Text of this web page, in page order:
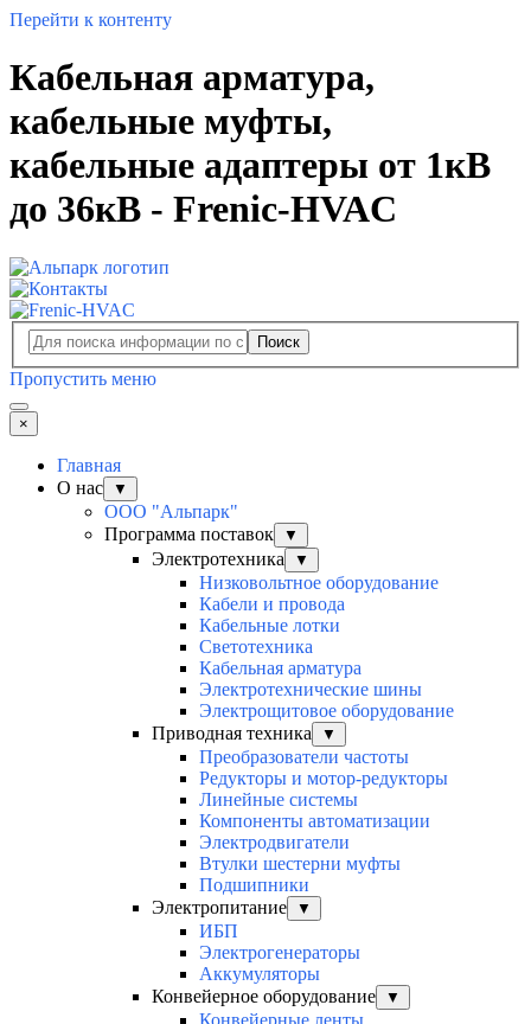
Перейти к контенту
Кабельная арматура,
кабельные муфты,
кабельные адаптеры от 1кВ
до 36кВ - Frenic-HVAC
Поиск
Пропустить меню
×
Главная
О нас
▼
ООО "Альпарк"
Программа поставок
▼
Электротехника ▼
Низковольтное оборудование
Кабели и провода
Кабельные лотки
Светотехника
Кабельная арматура
Электротехнические шины
Электрощитовое оборудование
Приводная техника
▼
Преобразователи частоты
Редукторы и мотор-редукторы
Линейные системы
Компоненты автоматизации
Электродвигатели
Втулки шестерни муфты
Подшипники
Электропитание
▼
ИБП
Электрогенераторы
Аккумуляторы
Конвейерное оборудование
▼